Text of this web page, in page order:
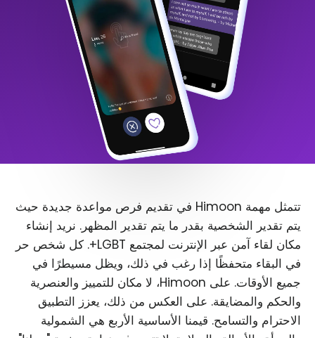
تتمثل مهمة Himoon في تقديم فرص مواعدة جديدة حيث
يتم تقدير الشخصية بقدر ما يتم تقدير المظهر. نريد إنشاء
مكان لقاء آمن عبر الإنترنت لمجتمع LGBT+. كل شخص حر
في البقاء متحفظًا إذا رغب في ذلك، ويظل مسيطرًا في
جميع الأوقات. على Himoon، لا مكان للتمييز والعنصرية
والحكم والمضايقة. على العكس من ذلك، يعزز التطبيق
الاحترام والتسامح. قيمنا الأساسية الأربع هي الشمولية